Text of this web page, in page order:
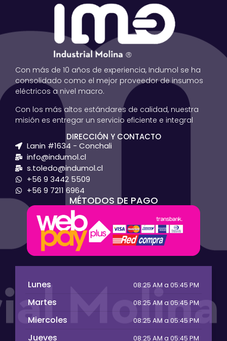
Con más de 10 años de experiencia, Indumol se ha
consolidado como el mejor proveedor de insumos
eléctricos a nivel macro.
Con los más altos estándares de calidad, nuestra
misión es entregar un servicio eficiente e integral
DIRECCIÓN Y CONTACTO
Lanin #1634 - Conchali
info@indumol.cl
s.toledo@indumol.cl
+56 9 3442 5509
+56 9 7211 6964
MÉTODOS DE PAGO
Lunes 08:25 AM a 05:45 PM
Martes 08:25 AM a 05:45 PM
Miercoles 08:25 AM a 05:45 PM
Jueves 08:25 AM a 05:45 PM